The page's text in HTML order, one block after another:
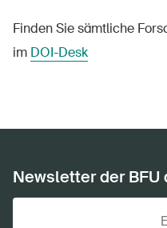
Finden Sie sämtliche
im DOI-Desk
Newsletter der BFU